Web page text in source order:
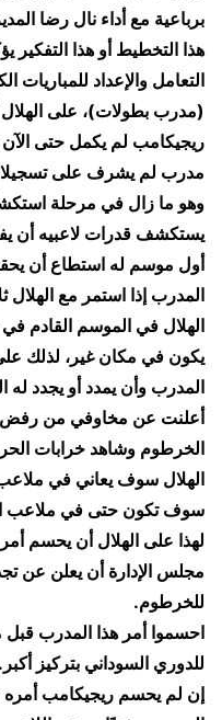
برباعية مع أداء نال رضا
هذا التخطيط أو هذا
التعامل والإعداد
(مدرب بطولات)، على
ريجيكامب لم يكمل حتى
مدرب لم يشرف على
وهو ما زال في مرحلة
يستكشف قدرات لاعبيه أن
أول موسم له استطاع أن
المدرب إذا استمر مع
الهلال في الموسم القادم
يكون في مكان غير، لذلك
المدرب وأن يمدد أو يجدد
أعلنت عن مخاوفي من رفض
الخرطوم وشاهد خرابات
الهلال سوف يعاني في ملاعب
سوف تكون حتى في ملاعب
لهذا على الهلال أن يحسم
مجلس الإدارة أن يعلن عن
للخرطوم.
احسموا أمر هذا المدرب قبل
للدوري السوداني بتركيز أكبر.
إن لم يحسم ريجيكامب